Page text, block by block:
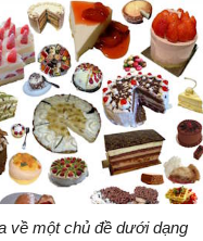
về một chủ đề dưới dạng